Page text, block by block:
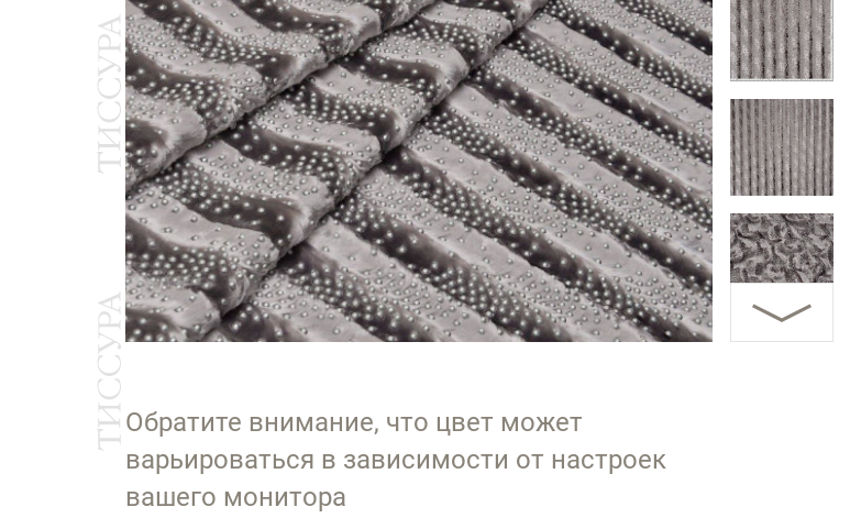
Обратите внимание, что цвет может
варьироваться в зависимости от настроек
вашего монитора